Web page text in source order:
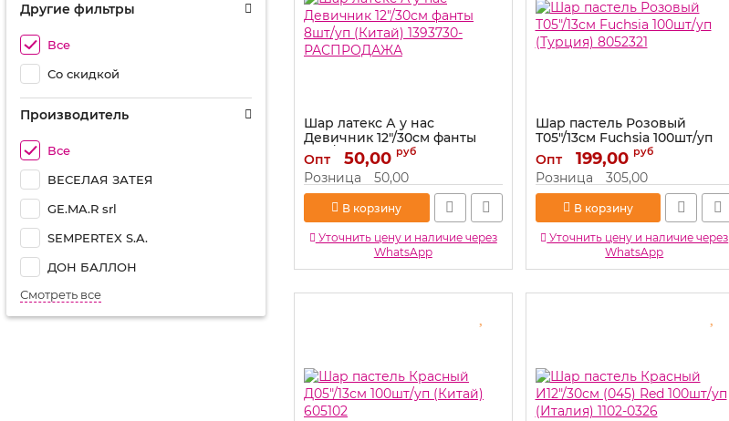
Другие фильтры
Все
Со скидкой
Производитель
Все
ВЕСЕЛАЯ ЗАТЕЯ
GE.MA.R srl
SEMPERTEX S.A.
ДОН БАЛЛОН
Смотреть все
Шар латекс А у нас
Девичник 12"/30см фанты
8шт/уп (Китай) 1393730-
РАСПРОДАЖА
Артикул: 1393730-РАСПРОДАЖА
Опт 50,00 руб
Розница 50,00
В корзину
Уточнить цену и наличие через
WhatsApp
Шар пастель Розовый
Т05"/13см Fuchsia 100шт/уп
(Турция) 8052321
Артикул: 8052321
Опт 199,00 руб
Розница 305,00
В корзину
Уточнить цену и наличие через
WhatsApp